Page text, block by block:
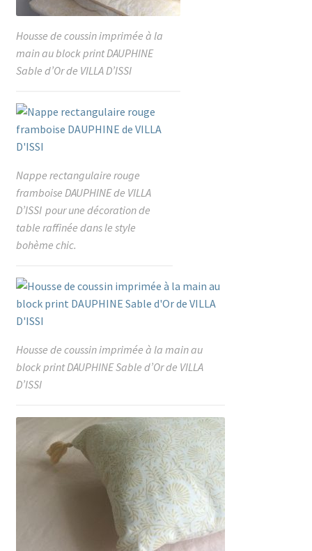
Housse de coussin imprimée à la
main au block print DAUPHINE
Sable d’Or de VILLA D’ISSI
Nappe rectangulaire rouge
framboise DAUPHINE de VILLA
D’ISSI pour une décoration de
table raffinée dans le style
bohème chic.
Housse de coussin imprimée à la main au
block print DAUPHINE Sable d’Or de VILLA
D’ISSI